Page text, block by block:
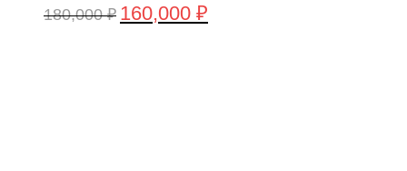
180,000₽ Первоначальная
160,000 ₽